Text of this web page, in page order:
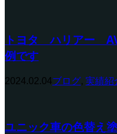
トヨタ ハリアー
例です
2024.02.04ブログ, 実績紹
ユニック車の色替え